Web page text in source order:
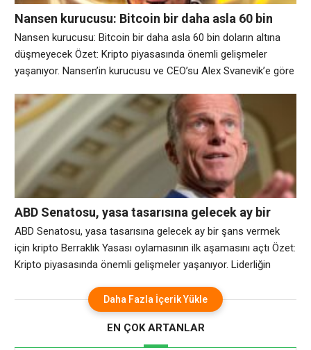
Nansen kurucusu: Bitcoin bir daha asla 60 bin
doların altına düşmeyecek
Nansen kurucusu: Bitcoin bir daha asla 60 bin doların altına
düşmeyecek Özet: Kripto piyasasında önemli gelişmeler
yaşanıyor. Nansen’in kurucusu ve CEO’su Alex Svanevik’e göre
zengin olma” itibarını nihayet üzerinden atıyor – ve bunun
nedeni şu anda kimsenin zengin olmaması değil. Svanevik
Magazine’e Ticari Sırlar şovunda şöyle
ABD Senatosu, yasa tasarısına gelecek ay bir
şans vermek için kripto Berraklık Yasası
oylamasının ilk aşamasını açtı
ABD Senatosu, yasa tasarısına gelecek ay bir şans vermek
için kripto Berraklık Yasası oylamasının ilk aşamasını açtı Özet:
Kripto piyasasında önemli gelişmeler yaşanıyor. Liderliğin
üzerinde resmi eylem başlatmak için harekete geçmesinin
ardından ABD Senatosu nihayet kripto Dijital Varlık Piyasası
Açıklık Yasası ile ilgili ilk prosedür oylamalarına sıçradı;
Daha Fazla İçerik Yükle
EN ÇOK ARTANLAR